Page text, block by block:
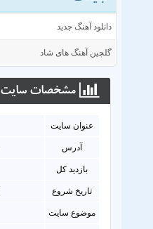
دانلود آهنگ جدید
گلچین آهنگ های شاد
مشخصات سايت
عنوان سايت
آدرس
بازدید کل
تاریخ شروع
موضوع سایت